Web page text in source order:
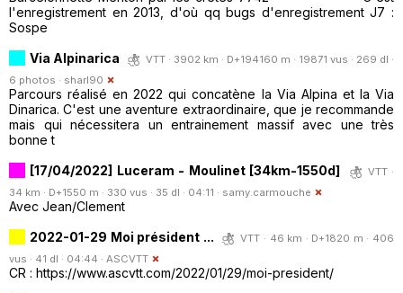
l'enregistrement en 2013, d'où qq bugs d'enregistrement J7 :
Sospe
Via Alpinarica
VTT · 3902 km · D+194160 m · 19871 vus · 269 dl ·
6 photos · sharl90
Parcours réalisé en 2022 qui concatène la Via Alpina et la Via
Dinarica. C'est une aventure extraordinaire, que je recommande
mais qui nécessitera un entrainement massif avec une très
bonne t
[17/04/2022] Luceram - Moulinet [34km-1550d]
VTT ·
34 km · D+1550 m · 330 vus · 35 dl · 04:11 · samy.carmouche
Avec Jean/Clement
2022-01-29 Moi président ...
VTT · 46 km · D+1820 m · 406
vus · 41 dl · 04:44 · ASCVTT
CR : https://www.ascvtt.com/2022/01/29/moi-president/